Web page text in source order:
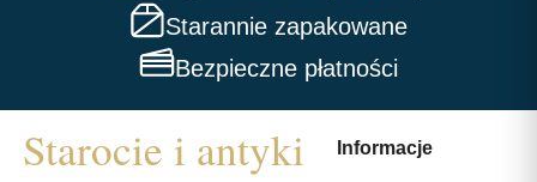
Starannie zapakowane
Bezpieczne płatności
Informacje